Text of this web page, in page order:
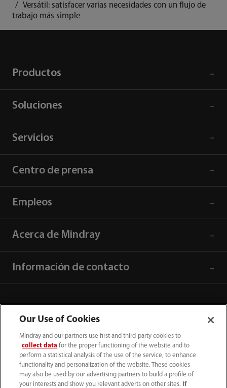
Versátil: satisfacer varias necesidades con un flujo de
trabajo más simple
Productos
Soluciones
Servicios
Centro de prensa
Empleos
Acerca de Mindray
Información de contacto
Our Use of Cookies
Mindray and our partners use first and third-party cookies to
collect data for the proper functioning of the website and to
perform a statistical analysis of the use of the service, to enhance
functionality and personalization of the website. These cookies
may also be used by our advertising partners to build a profile of
your interests and show you relevant adverts on other sites.
If